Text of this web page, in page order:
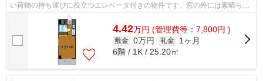
い荷物の持ち運びに役立つエレベータ付きの物件です。窓の外には素晴らし
い景色が広がるマンションです。利便...
4.42万円 (管理費等：7,800円 )
敷金 0万円 礼金
1ヶ月
6階 / 1K / 25.20㎡